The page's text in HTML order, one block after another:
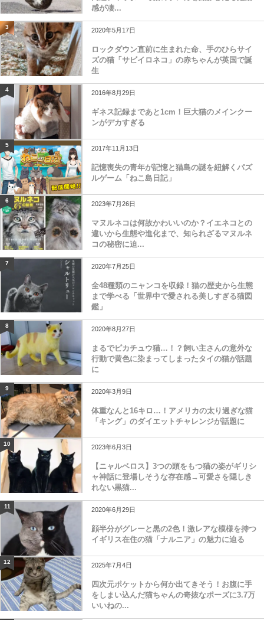
感が凄...
3 2020年5月17日
ロックダウン直前に生まれた命、手のひらサイ
ズの猫「サビイロネコ」の赤ちゃんが英国で誕
生
4 2016年8月29日
ギネス記録まであと1cm！巨大猫のメインクー
ンがデカすぎる
5 2017年11月13日
記憶喪失の青年が記憶と猫島の謎を紐解くパズ
ルゲーム「ねこ島日記」
6 2023年7月26日
マヌルネコは何故かわいいのか？イエネコとの
違いから生態や進化まで、知られざるマヌルネ
コの秘密に迫...
7 2020年7月25日
全48種類のニャンコを収録！猫の歴史から生態
まで学べる「世界中で愛される美しすぎる猫図
鑑」
8 2020年8月27日
まるでピカチュウ猫…！？飼い主さんの意外な
行動で黄色に染まってしまったタイの猫が話題
に
9 2020年3月9日
体重なんと16キロ…！アメリカの太り過ぎな猫
「キング」のダイエットチャレンジが話題に
10 2023年6月3日
【ニャルベロス】3つの頭をもつ猫の姿がギリシ
ャ神話に登場しそうな存在感→可愛さを隠しき
れない黒猫...
11 2020年6月29日
顔半分がグレーと黒の2色！激レアな模様を持つ
イギリス在住の猫「ナルニア」の魅力に迫る
12 2025年7月4日
四次元ポケットから何か出てきそう！お腹に手
をしまい込んだ猫ちゃんの奇抜なポーズに3.7万
いいねの...